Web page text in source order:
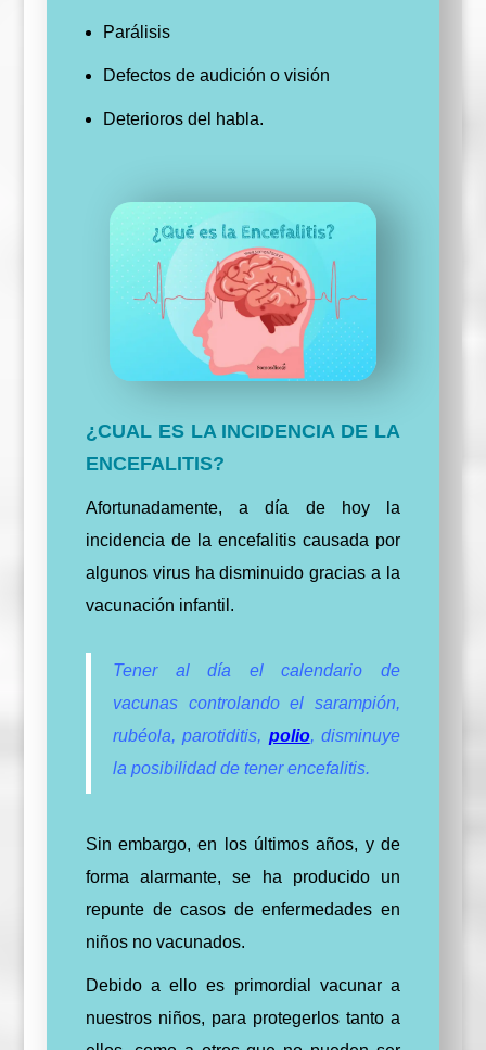
Parálisis
Defectos de audición o visión
Deterioros del habla.
¿CUAL ES LA INCIDENCIA DE LA
ENCEFALITIS?
Afortunadamente, a día de hoy la
incidencia de la encefalitis causada por
algunos virus ha disminuido gracias a la
vacunación infantil.
Tener al día el calendario de
vacunas controlando el sarampión,
rubéola, parotiditis, polio, disminuye
la posibilidad de tener encefalitis.
Sin embargo, en los últimos años, y de
forma alarmante, se ha producido un
repunte de casos de enfermedades en
niños no vacunados.
Debido a ello es primordial vacunar a
nuestros niños, para protegerlos tanto a